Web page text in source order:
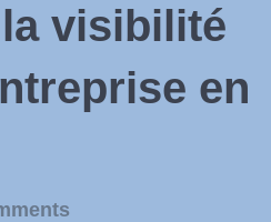
visibilité
en